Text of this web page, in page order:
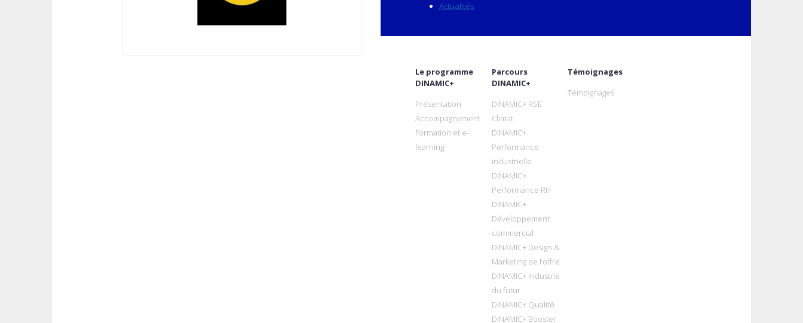
Actualités
Le programme
DINAMIC+
Présentation
Accompagnement
Formation et e-
learning
Parcours
DINAMIC+
DINAMIC+ RSE
Climat
DINAMIC+
Performance
industrielle
DINAMIC+
Performance RH
DINAMIC+
Développement
commercial
DINAMIC+ Design &
Marketing de l’offre
DINAMIC+ Industrie
du futur
DINAMIC+ Qualité
DINAMIC+ Booster
Témoignages
Témoignages